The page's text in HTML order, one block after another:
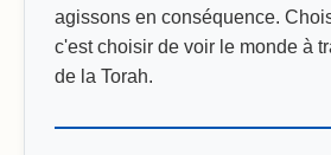
agissons en conséquence.
c'est choisir de voir le monde à
de la Torah.